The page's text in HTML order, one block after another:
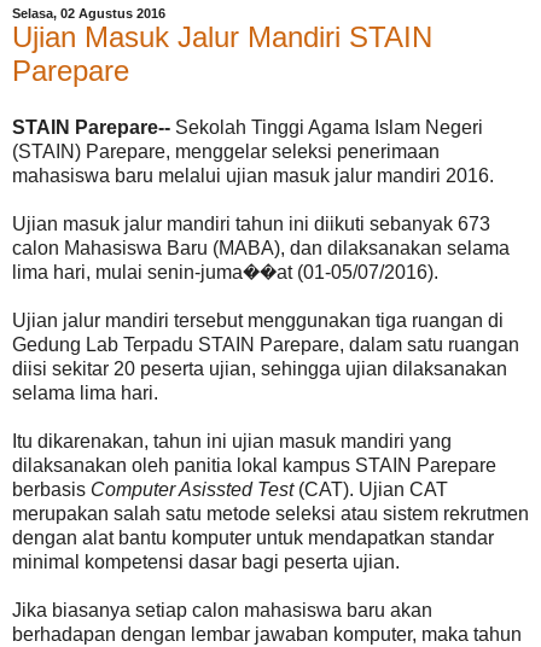
Selasa, 02 Agustus 2016
Ujian Masuk Jalur Mandiri STAIN
Parepare
STAIN Parepare-- Sekolah Tinggi Agama Islam Negeri
(STAIN) Parepare, menggelar seleksi penerimaan
mahasiswa baru melalui ujian masuk jalur mandiri 2016.
Ujian masuk jalur mandiri tahun ini diikuti sebanyak 673
calon Mahasiswa Baru (MABA), dan dilaksanakan selama
lima hari, mulai senin-juma��at (01-05/07/2016).
Ujian jalur mandiri tersebut menggunakan tiga ruangan di
Gedung Lab Terpadu STAIN Parepare, dalam satu ruangan
diisi sekitar 20 peserta ujian, sehingga ujian dilaksanakan
selama lima hari.
Itu dikarenakan, tahun ini ujian masuk mandiri yang
dilaksanakan oleh panitia lokal kampus STAIN Parepare
berbasis Computer Asissted Test(CAT). Ujian CAT
merupakan salah satu metode seleksi atau sistem rekrutmen
dengan alat bantu komputer untuk mendapatkan standar
minimal kompetensi dasar bagi peserta ujian.
Jika biasanya setiap calon mahasiswa baru akan
berhadapan dengan lembar jawaban komputer, maka tahun